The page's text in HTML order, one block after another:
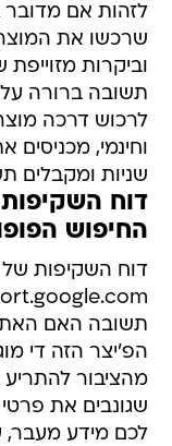
לזהות אם
שרכשו את המוצר
וביקרות
תשובה ברורה
לרכוש דרכה
וחינמי,
שניות ומקבלים
דוח השקיפות
החיפוש
דוח השקיפות של
תשובה האם
הפ'יצר הזה די
מהציבור
שגונבים את
לכם מידע מעבר,